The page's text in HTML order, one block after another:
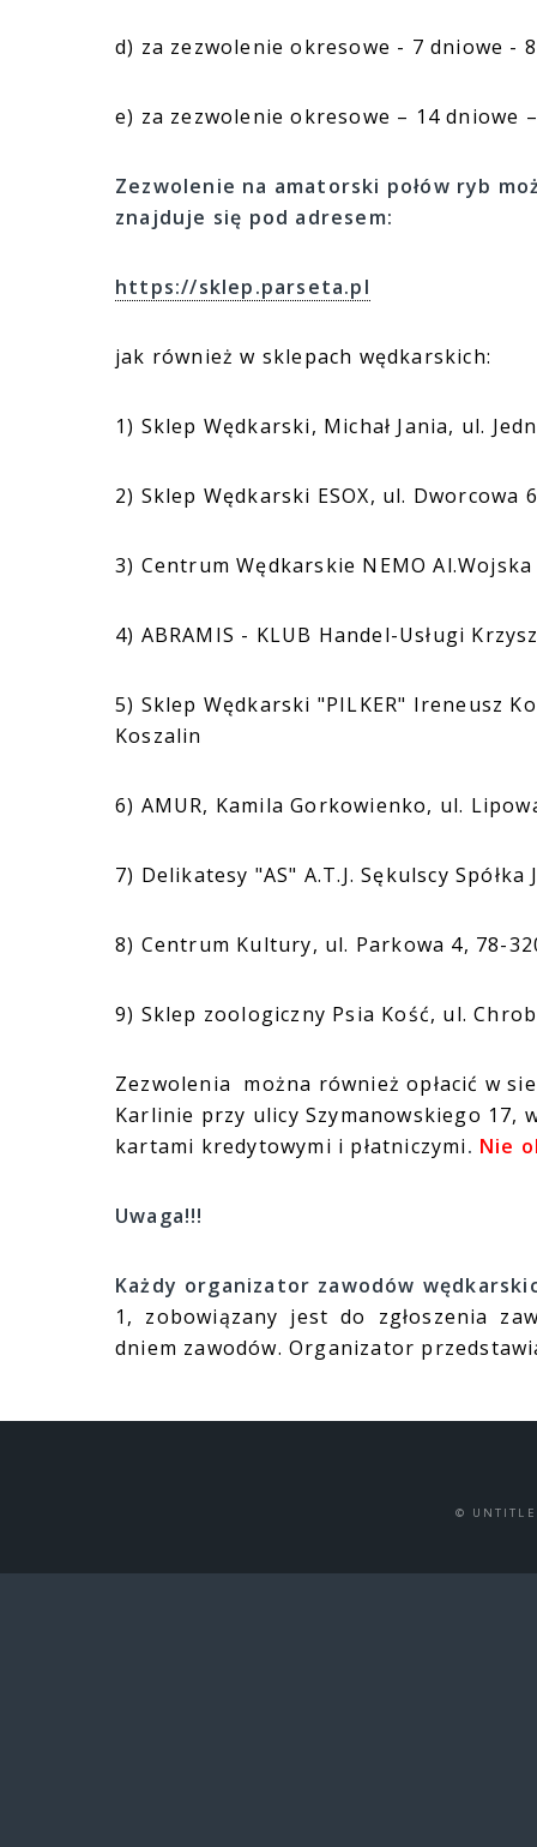
d) za zezwolenie okresowe - 7 dniowe -
e) za zezwolenie okresowe – 14 dniowe –
Zezwolenie na amatorski połów ryb
znajduje się pod adresem:
https://sklep.parseta.pl
jak również w sklepach wędkarskich:
1) Sklep Wędkarski, Michał Jania, ul.
2) Sklep Wędkarski ESOX, ul. Dworcowa
3) Centrum Wędkarskie NEMO
4) ABRAMIS - KLUB Handel-Usługi
5) Sklep Wędkarski "PILKER" Ireneusz
Koszalin
6) AMUR, Kamila Gorkowienko, ul.
7) Delikatesy "AS" A.T.J. Sękulscy
8) Centrum Kultury, ul. Parkowa 4, 78-
9) Sklep zoologiczny Psia Kość, ul.
Zezwolenia można również opłacić w
Karlinie przy ulicy Szymanowskiego 17,
kartami kredytowymi i płatniczymi. Nie
Uwaga!!!
Każdy organizator zawodów
1, zobowiązany jest do zgłoszenia
dniem zawodów. Organizator
©